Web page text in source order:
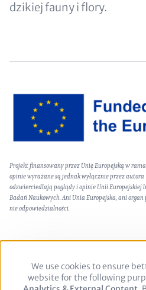
dzikiej fauny i flory.
Image
Text
(optional)
Projekt finansowany przez Unię Europejską w
opinie wyrażane są jednak wyłącznie przez
odzwierciedlają poglądy i opinie Unii Europejskiej
Badań Naukowych. Ani Unia Europejska, ani
nie odpowiedzialności.
Footer Polityka prywatności
of
We use cookies to ensure
website for the following